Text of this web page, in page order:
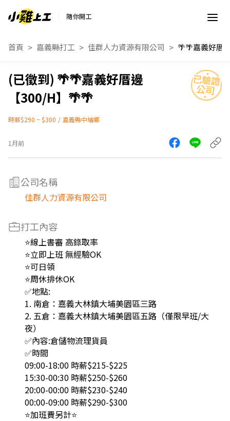
隨你開工
首頁 嘉義縣打工 佳群人力資源有限公司
🌴🌴嘉義好厝邊
【300/H】🌴🌴
時薪$290 ~ $300 / 嘉義縣中埔鄉
1月前
公司名稱
佳群人力資源有限公司
打工內容
⭐線上書審 高錄取率
⭐立即上班 無經驗OK
⭐可日領
⭐周休排休OK
✅地點:
1. 南倉：嘉義大林鎮大埔美園區三路
2. 五倉：嘉義大林鎮大埔美園區五路（僅限早班/大
夜）
✅內容:倉儲物流理貨員
✅時間
09:00-18:00 時薪$215-$225
15:30-00:30 時薪$250-$260
20:00-00:00 時薪$230-$240
00:00-09:00 時薪$290-$300
⭐加班費另計⭐